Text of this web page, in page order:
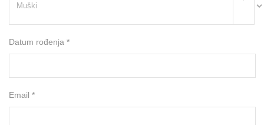
Datum rođenja *
Email *